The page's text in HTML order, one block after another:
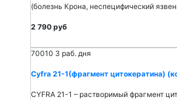
(болезнь Крона, неспецифический
2 790 руб
70010 3 раб. дня
Cyfra 21-1(фрагмент цитокератина)
CYFRA 21-1 – растворимый фрагмент